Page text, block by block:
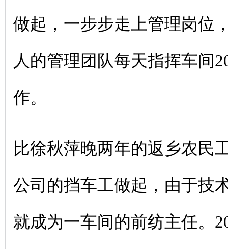
做起，一步步走上管理岗位
人的管理团队每天指挥车间
作。
比徐秋萍晚两年的返乡农民
公司的挡车工做起，由于技
就成为一车间的前纺主任。